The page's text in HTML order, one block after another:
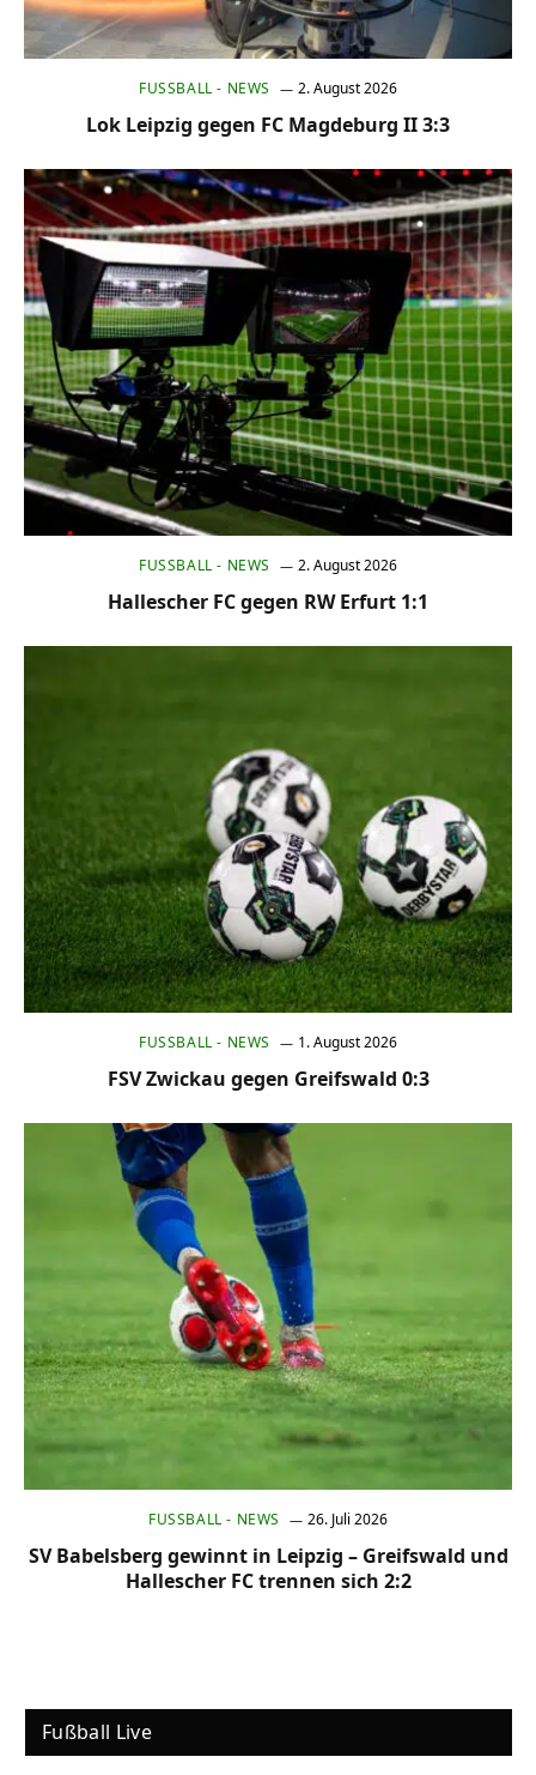
FUSSBALL - NEWS 2. August 2026
Lok Leipzig gegen FC Magdeburg II 3:3
FUSSBALL - NEWS 2. August 2026
Hallescher FC gegen RW Erfurt 1:1
FUSSBALL - NEWS 1. August 2026
FSV Zwickau gegen Greifswald 0:3
FUSSBALL - NEWS 26. Juli 2026
SV Babelsberg gewinnt in Leipzig – Greifswald und
Hallescher FC trennen sich 2:2
Fußball Live